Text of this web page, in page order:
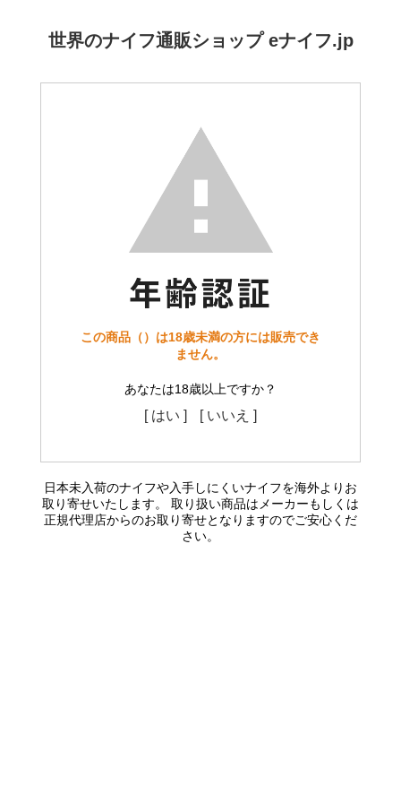
世界のナイフ通販ショップ eナイフ.jp
この商品（）は18歳未満の方には販売でき
ません。
あなたは18歳以上ですか？
[ はい ] [ いいえ ]
日本未入荷のナイフや入手しにくいナイフを海外よりお
取り寄せいたします。 取り扱い商品はメーカーもしくは
正規代理店からのお取り寄せとなりますのでご安心くだ
さい。